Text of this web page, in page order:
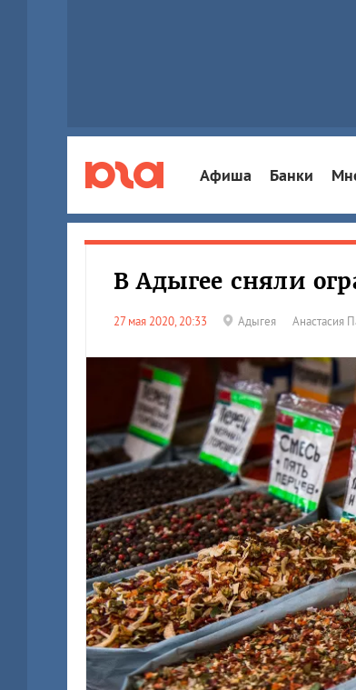
Афиша Банки
В Адыгее сняли
27 мая 2020, 20:33 Адыгея Анастасия